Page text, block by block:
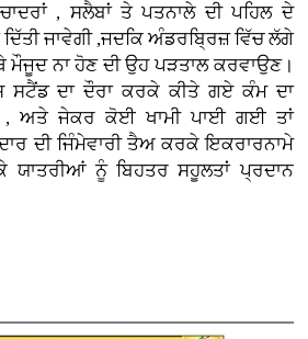
, ਸਲੈਬਾਂ ਤੇ ਪਤਨਾਲੇ ਦੀ ਪਹਿਲ ਦੇ
ਜਾਵੇਗੀ ,ਜਦਕਿ ਅੰਡਰਬ੍ਰਿਜ਼ ਵਿੱਚ ਲੱਗੇ
ਨਾ ਹੋਣ ਦੀ ਉਹ ਪੜਤਾਲ ਕਰਵਾਉਣ।
ਦਾ ਦੌਰਾ ਕਰਕੇ ਕੀਤੇ ਗਏ ਕੰਮ ਦਾ
, ਅਤੇ ਜੇਕਰ ਕੋਈ ਖਾਮੀ ਪਾਈ ਗਈ ਤਾਂ
ਦੀ ਜਿੰਮੇਵਾਰੀ ਤੈਅ ਕਰਕੇ ਇਕਰਾਰਨਾਮੇ
ਯਾਤਰੀਆਂ ਨੂੰ ਬਿਹਤਰ ਸਹੂਲਤਾਂ ਪ੍ਰਦਾਨ